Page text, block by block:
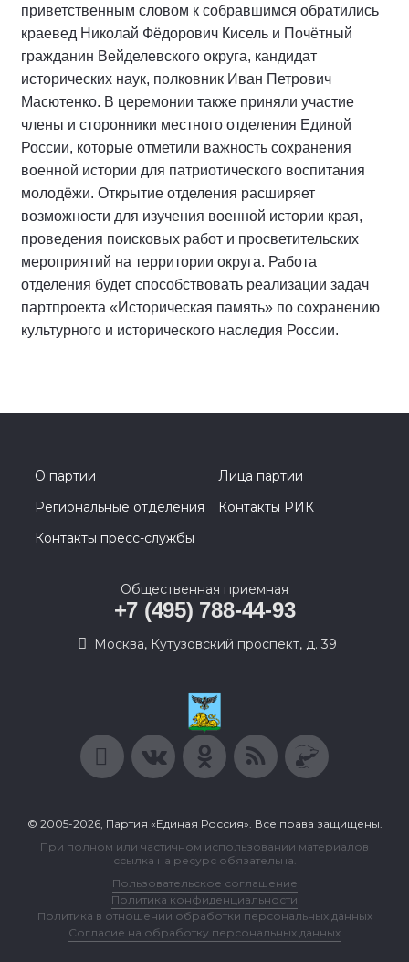
приветственным словом к собравшимся обратились
краевед Николай Фёдорович Кисель и Почётный
гражданин Вейделевского округа, кандидат
исторических наук, полковник Иван Петрович
Масютенко. В церемонии также приняли участие
члены и сторонники местного отделения Единой
России, которые отметили важность сохранения
военной истории для патриотического воспитания
молодёжи. Открытие отделения расширяет
возможности для изучения военной истории края,
проведения поисковых работ и просветительских
мероприятий на территории округа. Работа
отделения будет способствовать реализации задач
партпроекта «Историческая память» по сохранению
культурного и исторического наследия России.
О партии
Лица партии
Региональные отделения
Контакты РИК
Контакты пресс-службы
Общественная приемная
+7 (495) 788-44-93
Москва, Кутузовский проспект, д. 39
© 2005-2026, Партия «Единая Россия». Все права защищены.
При полном или частичном использовании материалов
ссылка на ресурс обязательна.
Пользовательское соглашение
Политика конфиденциальности
Политика в отношении обработки персональных данных
Согласие на обработку персональных данных